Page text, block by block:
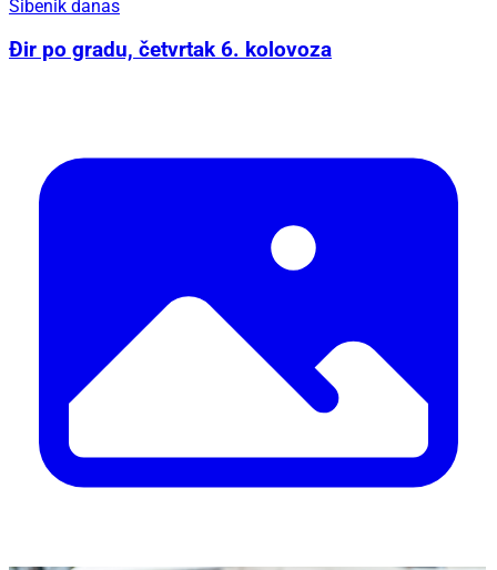
Šibenik danas
Đir po gradu, četvrtak 6. kolovoza